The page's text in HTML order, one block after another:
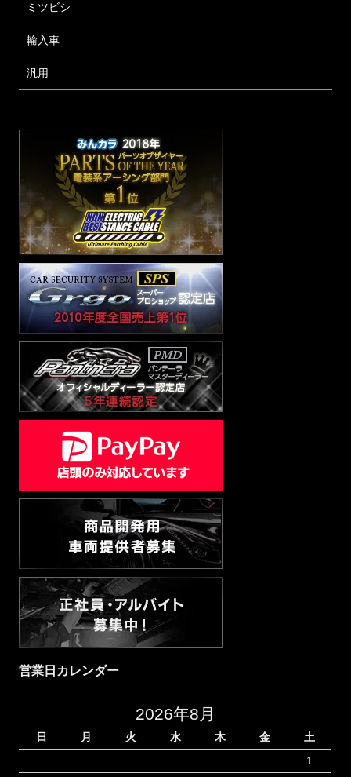
ミツビシ
輸入車
汎用
営業日カレンダー
2026年8月
日 月 火 水 木 金
土
1